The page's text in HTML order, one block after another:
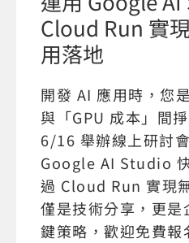
Cloud Run 實
用落地
開發 AI 應用時，您
與「GPU 成本」間
6/16 舉辦線上研討
Google AI Studio
過 Cloud Run 實現
僅是技術分享，更是
鍵策略，歡迎免費報